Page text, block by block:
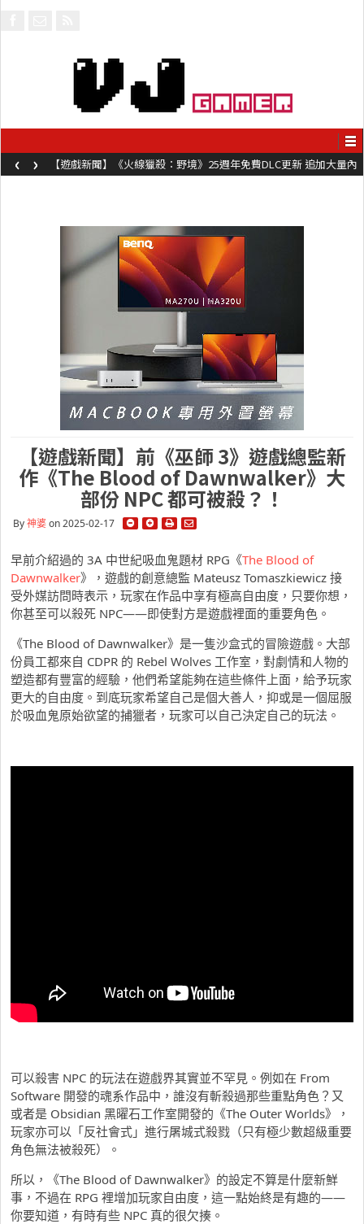
【遊戲新聞】《火線獵殺：野境》25週年免費DLC更新 追加大量內
容同時系舊作限時超平價折扣
‹ ›
【遊戲新聞】前《巫師 3》遊戲總監新
作《The Blood of Dawnwalker》大
部份 NPC 都可被殺？！
By神婆on 2025-02-17
早前介紹過的 3A 中世紀吸血鬼題材 RPG《The Blood of
Dawnwalker》，遊戲的創意總監 Mateusz Tomaszkiewicz 接
受外媒訪問時表示，玩家在作品中享有極高自由度，只要你想，
你甚至可以殺死 NPC——即使對方是遊戲裡面的重要角色。
《The Blood of Dawnwalker》是一隻沙盒式的冒險遊戲。大部
份員工都來自 CDPR 的 Rebel Wolves 工作室，對劇情和人物的
塑造都有豐富的經驗，他們希望能夠在這些條件上面，給予玩家
更大的自由度。到底玩家希望自己是個大善人，抑或是一個屈服
於吸血鬼原始欲望的捕獵者，玩家可以自己決定自己的玩法。
可以殺害 NPC 的玩法在遊戲界其實並不罕見。例如在 From
Software 開發的魂系作品中，誰沒有斬殺過那些重點角色？又
或者是 Obsidian 黑曜石工作室開發的《The Outer Worlds》，
玩家亦可以「反社會式」進行屠城式殺戮（只有極少數超級重要
角色無法被殺死）。
所以，《The Blood of Dawnwalker》的設定不算是什麼新鮮
事，不過在 RPG 裡增加玩家自由度，這一點始終是有趣的——
你要知道，有時有些 NPC 真的很欠揍。